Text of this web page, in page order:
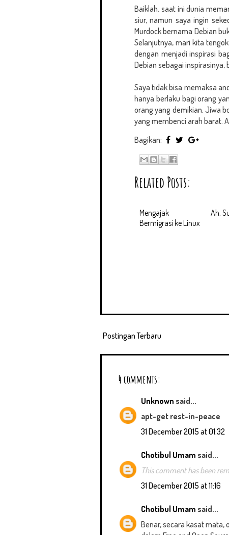
Baiklah, saat ini dunia
siur, namun saya ingin
Murdock bernama Debian
Selanjutnya, mari kita
dengan menjadi inspirasi
Debian sebagai inspirasinya,
Saya tidak bisa memaksa
hanya berlaku bagi orang
orang yang demikian. Jiwa
yang membenci arah barat.
Bagikan:
Related Posts:
Mengajak
Bermigrasi ke Linux
Ah,
Postingan Terbaru
4 comments:
Unknown said...
apt-get rest-in-peace
31 December 2015 at 01:32
Chotibul Umam said...
This comment has been
31 December 2015 at 11:16
Chotibul Umam said...
Benar, secara kasat mata,